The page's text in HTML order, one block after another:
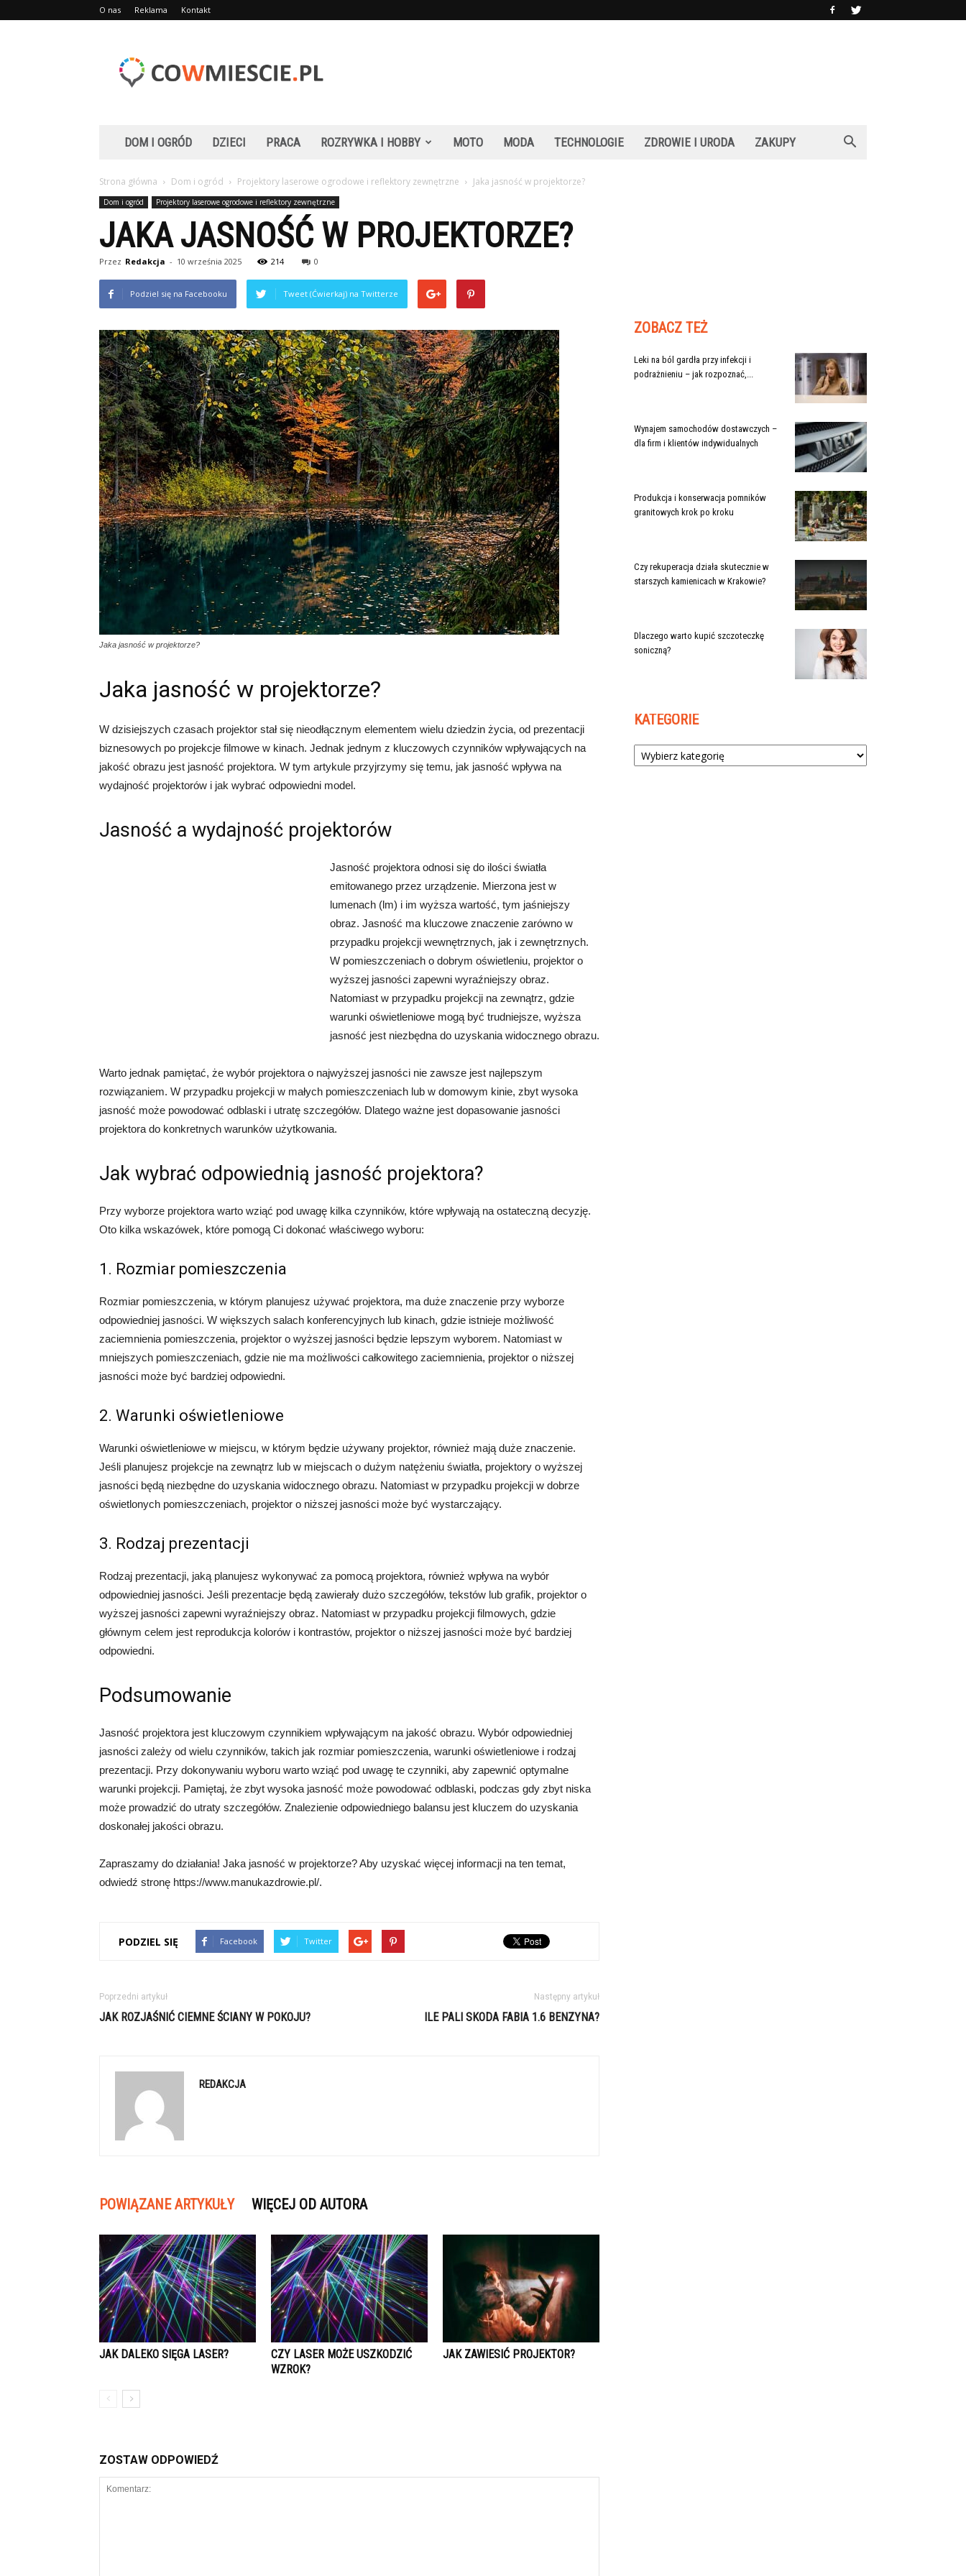
O nas Reklama Kontakt
DOM I OGRÓD DZIECI PRACA ROZRYWKA I HOBBY MOTO MODA TECHNOLOGIE ZDROWIE I URODA ZAKUPY
Strona główna Dom i ogród Projektory laserowe ogrodowe i reflektory zewnętrzne Jaka jasność w projektorze?
Dom i ogród Projektory laserowe ogrodowe i reflektory zewnętrzne
JAKA JASNOŚĆ W PROJEKTORZE?
Przez Redakcja - 10 września 2025 214 0
Podziel się na Facebooku Tweet (Ćwierkaj) na Twitterze
Jaka jasność w projektorze?
Jaka jasność w projektorze?
W dzisiejszych czasach projektor stał się nieodłącznym elementem wielu dziedzin życia, od prezentacji
biznesowych po projekcje filmowe w kinach. Jednak jednym z kluczowych czynników wpływających na
jakość obrazu jest jasność projektora. W tym artykule przyjrzymy się temu, jak jasność wpływa na
wydajność projektorów i jak wybrać odpowiedni model.
Jasność a wydajność projektorów
Jasność projektora odnosi się do ilości światła
emitowanego przez urządzenie. Mierzona jest w
lumenach (lm) i im wyższa wartość, tym jaśniejszy
obraz. Jasność ma kluczowe znaczenie zarówno w
przypadku projekcji wewnętrznych, jak i zewnętrznych.
W pomieszczeniach o dobrym oświetleniu, projektor o
wyższej jasności zapewni wyraźniejszy obraz.
Natomiast w przypadku projekcji na zewnątrz, gdzie
warunki oświetleniowe mogą być trudniejsze, wyższa
jasność jest niezbędna do uzyskania widocznego obrazu.
Warto jednak pamiętać, że wybór projektora o najwyższej jasności nie zawsze jest najlepszym
rozwiązaniem. W przypadku projekcji w małych pomieszczeniach lub w domowym kinie, zbyt wysoka
jasność może powodować odblaski i utratę szczegółów. Dlatego ważne jest dopasowanie jasności
projektora do konkretnych warunków użytkowania.
Jak wybrać odpowiednią jasność projektora?
Przy wyborze projektora warto wziąć pod uwagę kilka czynników, które wpływają na ostateczną decyzję.
Oto kilka wskazówek, które pomogą Ci dokonać właściwego wyboru:
1. Rozmiar pomieszczenia
Rozmiar pomieszczenia, w którym planujesz używać projektora, ma duże znaczenie przy wyborze
odpowiedniej jasności. W większych salach konferencyjnych lub kinach, gdzie istnieje możliwość
zaciemnienia pomieszczenia, projektor o wyższej jasności będzie lepszym wyborem. Natomiast w
mniejszych pomieszczeniach, gdzie nie ma możliwości całkowitego zaciemnienia, projektor o niższej
jasności może być bardziej odpowiedni.
2. Warunki oświetleniowe
Warunki oświetleniowe w miejscu, w którym będzie używany projektor, również mają duże znaczenie.
Jeśli planujesz projekcje na zewnątrz lub w miejscach o dużym natężeniu światła, projektory o wyższej
jasności będą niezbędne do uzyskania widocznego obrazu. Natomiast w przypadku projekcji w dobrze
oświetlonych pomieszczeniach, projektor o niższej jasności może być wystarczający.
3. Rodzaj prezentacji
Rodzaj prezentacji, jaką planujesz wykonywać za pomocą projektora, również wpływa na wybór
odpowiedniej jasności. Jeśli prezentacje będą zawierały dużo szczegółów, tekstów lub grafik, projektor o
wyższej jasności zapewni wyraźniejszy obraz. Natomiast w przypadku projekcji filmowych, gdzie
głównym celem jest reprodukcja kolorów i kontrastów, projektor o niższej jasności może być bardziej
odpowiedni.
Podsumowanie
Jasność projektora jest kluczowym czynnikiem wpływającym na jakość obrazu. Wybór odpowiedniej
jasności zależy od wielu czynników, takich jak rozmiar pomieszczenia, warunki oświetleniowe i rodzaj
prezentacji. Przy dokonywaniu wyboru warto wziąć pod uwagę te czynniki, aby zapewnić optymalne
warunki projekcji. Pamiętaj, że zbyt wysoka jasność może powodować odblaski, podczas gdy zbyt niska
może prowadzić do utraty szczegółów. Znalezienie odpowiedniego balansu jest kluczem do uzyskania
doskonałej jakości obrazu.
Zapraszamy do działania! Jaka jasność w projektorze? Aby uzyskać więcej informacji na ten temat,
odwiedź stronę https://www.manukazdrowie.pl/.
PODZIEL SIĘ Facebook Twitter
Poprzedni artykuł
JAK ROZJAŚNIĆ CIEMNE ŚCIANY W POKOJU?
Następny artykuł
ILE PALI SKODA FABIA 1.6 BENZYNA?
REDAKCJA
POWIĄZANE ARTYKUŁY WIĘCEJ OD AUTORA
JAK DALEKO SIĘGA LASER?
CZY LASER MOŻE USZKODZIĆ
WZROK?
JAK ZAWIESIĆ PROJEKTOR?
ZOSTAW ODPOWIEDŹ
ZOBACZ TEŻ
Leki na ból gardła przy infekcji i
podrażnieniu – jak rozpoznać,...
Wynajem samochodów dostawczych –
dla firm i klientów indywidualnych
Produkcja i konserwacja pomników
granitowych krok po kroku
Czy rekuperacja działa skutecznie w
starszych kamienicach w Krakowie?
Dlaczego warto kupić szczoteczkę
soniczną?
KATEGORIE
Kategorie